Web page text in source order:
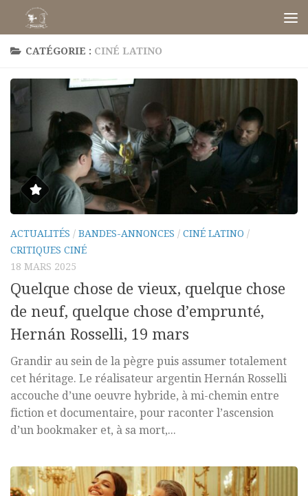
Skip to content
CATÉGORIE : CINÉ LATINO
ACTUALITÉS / BANDES-ANNONCES / CINÉ LATINO /
CRITIQUES CINÉ
18 MARS 2025
Quelque chose de vieux, quelque chose
de neuf, quelque chose d’emprunté,
Hernán Rosselli, 19 mars
Grandir au sein de la pègre puis assumer totalement
cet héritage. Le réalisateur argentin Hernán Rosselli
accouche d’une oeuvre hybride, à mi-chemin entre
fiction et documentaire, pour raconter l’ascension
d’un bookmaker et, à sa mort,...